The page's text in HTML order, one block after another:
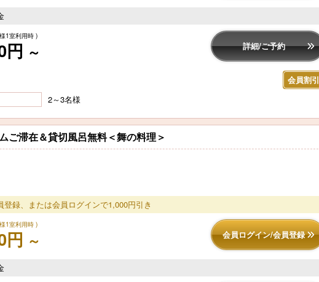
1室利用時 )
円 ～ 詳細/ご予約
会員割引
2～3名様
ご滞在＆貸切風呂無料＜舞の料理＞
録、または会員ログインで1,000円引き
1室利用時 )
円 ～ 会員ログイン/会員登録